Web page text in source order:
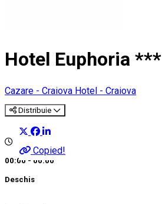
Hotel Euphoria ***
Cazare - Craiova Hotel - Craiova
Distribuie
Copied!
00:00 - 00:00
Deschis